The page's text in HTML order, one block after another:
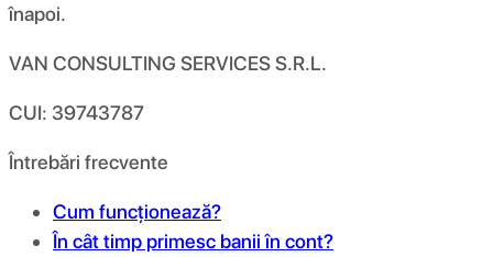
înapoi.
VAN CONSULTING SERVICES S.R.L.
CUI: 39743787
Întrebări frecvente
Cum funcționează?
În cât timp primesc banii în cont?